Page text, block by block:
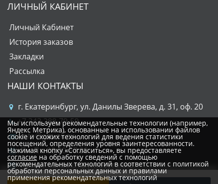
ЛИЧНЫЙ КАБИНЕТ
Личный Кабинет
История заказов
Закладки
Рассылка
НАШИ КОНТАКТЫ
г. Екатеринбург, ул. Данилы Зверева, д. 31, оф. 20
+7 343 288-79-59
info@om-ek.ru
Пн-Пт: 08:00-17:00
Прием заявок: круглосуточно
Режим работы склада:
Мы используем рекомендательные технологии (например,
Яндекс Метрика), основанные на использовании файлов
cookie и схожих технологий для ведения статистики
посещений, определения уровня заинтересованности.
Нажимая кнопку «Согласиться», вы предоставляете
согласие на обработку сведений с помощью
рекомендательных технологий в соответствии с политикой
обработки персональных данных и правилами
применения рекомендательных технологий